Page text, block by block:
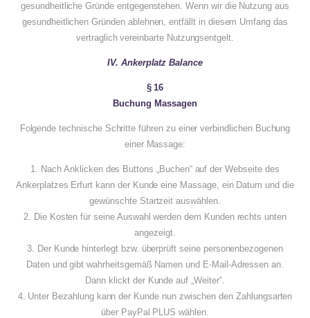
gesundheitliche Gründe entgegenstehen. Wenn wir die Nutzung aus
gesundheitlichen Gründen ablehnen, entfällt in diesem Umfang das
vertraglich vereinbarte Nutzungsentgelt.
IV. Ankerplatz Balance
§ 16
Buchung Massagen
Folgende technische Schritte führen zu einer verbindlichen Buchung
einer Massage:
1. Nach Anklicken des Buttons „Buchen“ auf der Webseite des
Ankerplatzes Erfurt kann der Kunde eine Massage, ein Datum und die
gewünschte Startzeit auswählen.
2. Die Kosten für seine Auswahl werden dem Kunden rechts unten
angezeigt.
3. Der Kunde hinterlegt bzw. überprüft seine personenbezogenen
Daten und gibt wahrheitsgemäß Namen und E-Mail-Adressen an.
Dann klickt der Kunde auf „Weiter“.
4. Unter Bezahlung kann der Kunde nun zwischen den Zahlungsarten
über PayPal PLUS wählen.